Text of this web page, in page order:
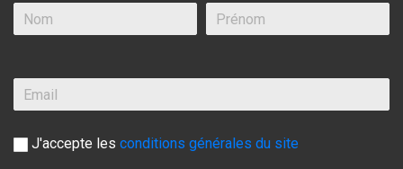
J'accepte les conditions générales du site